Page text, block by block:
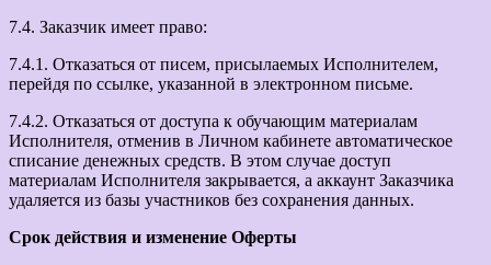
7.4. Заказчик имеет право:
7.4.1. Отказаться от писем, присылаемых Исполнителем,
перейдя по ссылке, указанной в электронном письме.
7.4.2. Отказаться от доступа к обучающим материалам
Исполнителя, отменив в Личном кабинете автоматическое
списание денежных средств. В этом случае доступ
материалам Исполнителя закрывается, а аккаунт Заказчика
удаляется из базы участников без сохранения данных.
Срок действия и изменение Оферты